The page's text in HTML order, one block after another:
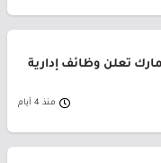
تعلن وظائف إدارية
منذ 4 أيام